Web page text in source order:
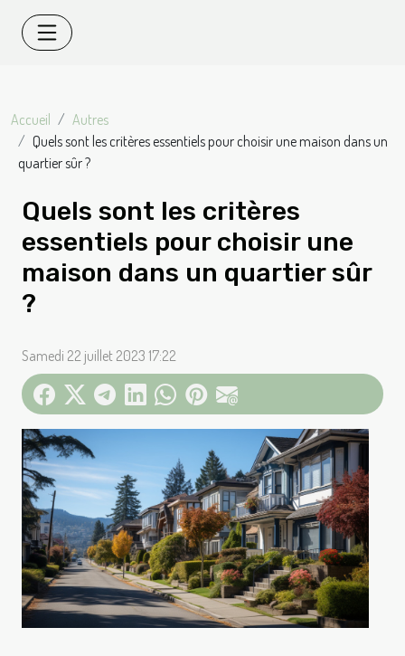
Accueil
Autres
Quels sont les critères essentiels pour choisir une maison dans un
quartier sûr ?
Quels sont les critères
essentiels pour choisir une
maison dans un quartier sûr
?
Samedi 22 juillet 2023 17:22